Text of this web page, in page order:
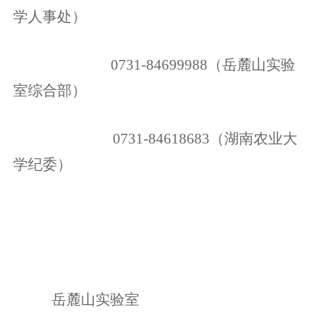
学人事处）
0731-84699988 （岳麓山实验
室综合部）
0731-84618683（湖南农业大
学纪委）
岳麓山实验室